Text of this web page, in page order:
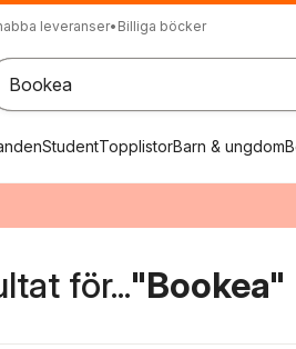
leveranser• Billiga böcker
StudentTopplistorBarn & ungdom
för..."Bookea"